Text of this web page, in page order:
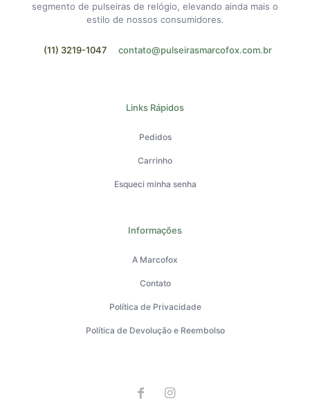
segmento de pulseiras de relógio, elevando ainda mais o
estilo de nossos consumidores.
(11) 3219-1047 contato@pulseirasmarcofox.com.br
Links Rápidos
Pedidos
Carrinho
Esqueci minha senha
Informações
A Marcofox
Contato
Política de Privacidade
Política de Devolução e Reembolso